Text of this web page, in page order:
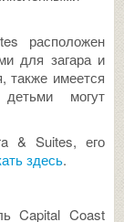
расположен
для загара и
также имеется
могут
& Suites, его
здесь.
Capital Coast